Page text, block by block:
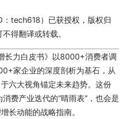
tech618）已获授权，版权归
得翻译或转载。
长力白皮书》以8000+消费者调
家企业的深度剖析为基石，从
六大视角锚定未来趋势。这份
费产业迭代的“晴雨表”，也会是
长动能的战略指南。